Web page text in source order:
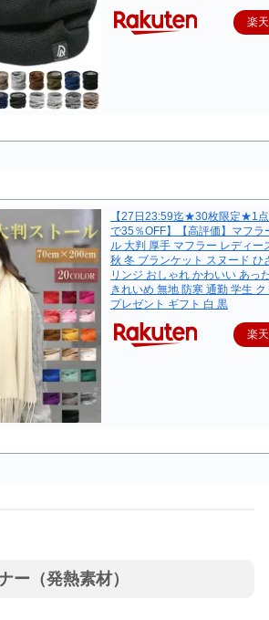
楽
【27日23:59迄★30枚限定★1
で35％OFF】【高評価】マフラ
ル 大判 厚手 マフラー レディー
秋 冬 ブランケット スヌード ひ
リンジ おしゃれ かわいい あっ
きれいめ 無地 防寒 通勤 学生
プレゼント ギフト 白 黒
楽
ー（発熱素材）